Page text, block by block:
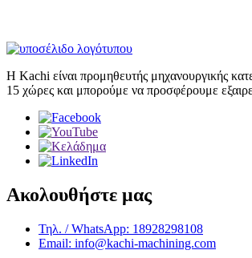
Η Kachi είναι προμηθευτής μηχανουργικής
15 χώρες και μπορούμε να προσφέρουμε
Ακολουθήστε μας
Τηλ. / WhatsApp: 18928298108
Email: info@kachi-machining.com